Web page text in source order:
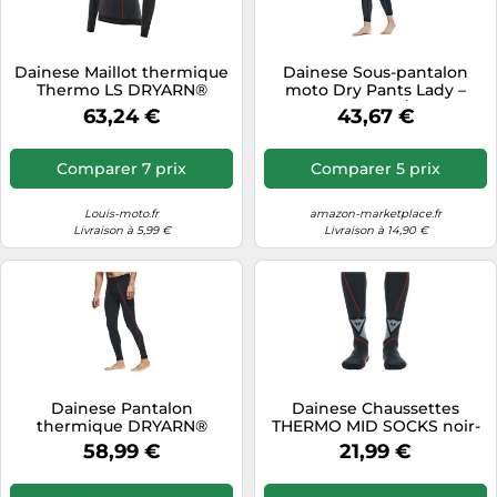
Tablettes tactiles
Téléphonie
Téléviseurs
Télévision & vidéo
Dainese Maillot thermique
Thermo LS DRYARN®
manches longues moto
Homme Noir/Rouge M
63,24 €
Comparer 7 prix
Louis-moto.fr
Livraison à 5,99 €
Dainese Sous-pantalon
moto Dry Pants Lady –
Respirant – Noir/Bleu – M
43,67 €
Comparer 5 prix
amazon-marketplace.fr
Livraison à 14,90 €
Dainese Pantalon
thermique DRYARN®
THERMO Homme
Noir/Rouge
58,99 €
Dainese Chaussettes
THERMO MID SOCKS noir-
rouge 42-44
21,99 €